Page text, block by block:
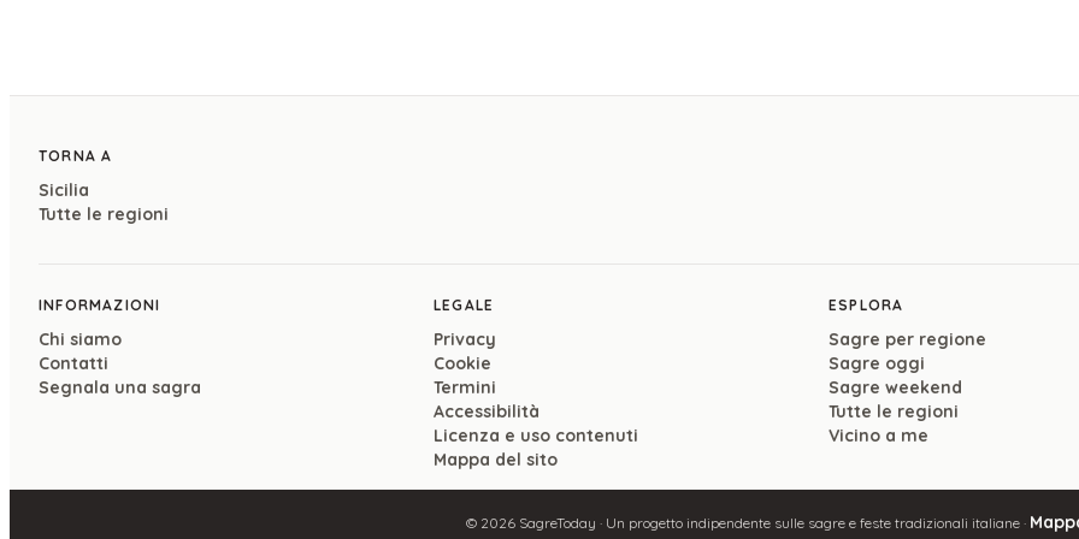
TORNA A
Sicilia
Tutte le regioni
INFORMAZIONI
Chi siamo
Contatti
Segnala una sagra
LEGALE
Privacy
Cookie
Termini
Accessibilità
Licenza e uso contenuti
Mappa del sito
ESPLORA
Sagre per regione
Sagre oggi
Sagre weekend
Tutte le regioni
Vicino a me
© 2026SagreToday · Un progetto indipendente sulle sagre e feste tradizionali italiane ·